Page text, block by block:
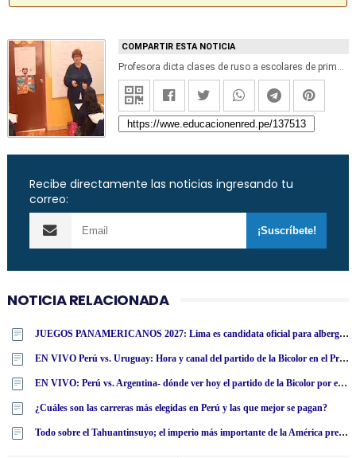
COMPARTIR ESTA NOTICIA
Profesora dicta clases de ruso a escolares de primaria en un colegio de San Miguel
Recibe directamente las noticias ingresando tu
correo:
NOTICIA RELACIONADA
JUEGOS PANAMERICANOS 2027: Lima es candidata oficial para albergar el mayor evento deportivo internacional multidisciplinario
EN VIVO Perú vs. Uruguay: Hora y canal del partido de la Bicolor en el Preolímpico Sub-23
EN VIVO: Perú vs. Argentina- dónde ver hoy el partido de la Bicolor por el Preolímpico
¿Cuáles son las carreras más elegidas en Perú y las que mejor se pagan?
Todo sobre el Tahuantinsuyo; el imperio más importante de la América precolombina